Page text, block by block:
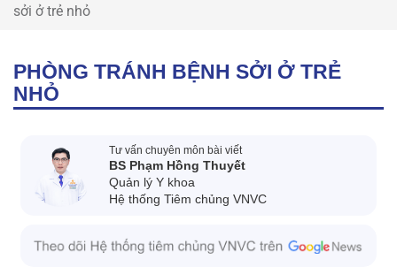
sởi ở trẻ nhỏ
PHÒNG TRÁNH BỆNH SỞI Ở TRẺ
NHỎ
Tư vấn chuyên môn bài viết
BS Phạm Hồng Thuyết
Quản lý Y khoa
Hệ thống Tiêm chủng VNVC